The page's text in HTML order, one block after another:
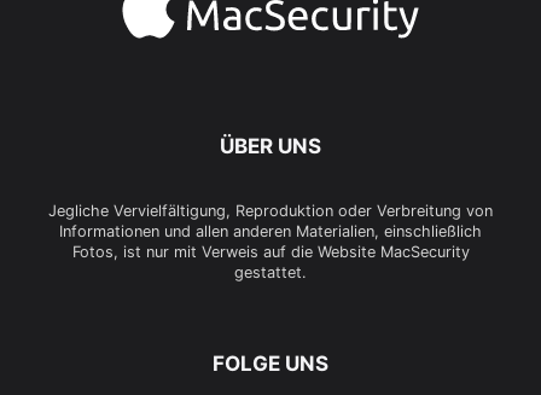
ÜBER UNS
Jegliche Vervielfältigung, Reproduktion oder Verbreitung von
Informationen und allen anderen Materialien, einschließlich
Fotos, ist nur mit Verweis auf die Website MacSecurity
gestattet.
FOLGE UNS